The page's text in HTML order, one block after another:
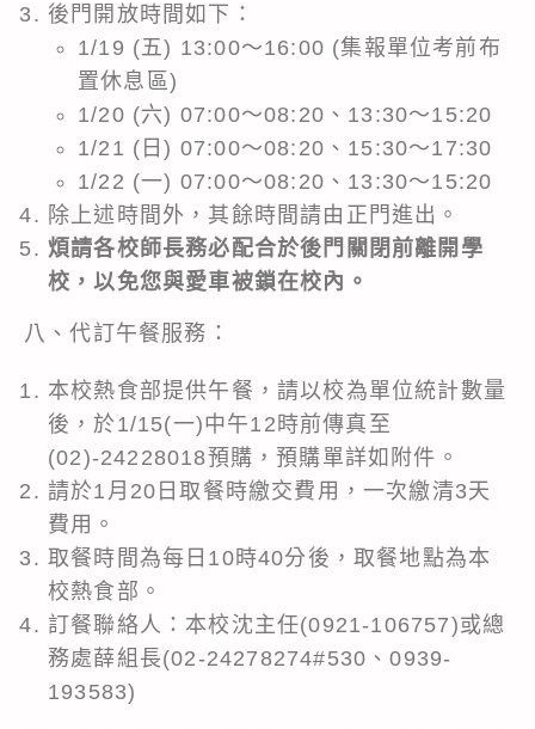
後門開放時間如下：
1/19 (五) 13:00～16:00 (集報單位考前布
置休息區)
1/20 (六) 07:00～08:20、13:30～15:20
1/21 (日) 07:00～08:20、15:30～17:30
1/22 (一) 07:00～08:20、13:30～15:20
除上述時間外，其餘時間請由正門進出。
煩請各校師長務必配合於後門關閉前離開學
校，以免您與愛車被鎖在校內。
八、代訂午餐服務：
本校熱食部提供午餐，請以校為單位統計數量
後，於1/15(一)中午12時前傳真至
(02)-24228018預購，預購單詳如附件。
請於1月20日取餐時繳交費用，一次繳清3天
費用。
取餐時間為每日10時40分後，取餐地點為本
校熱食部。
訂餐聯絡人：本校沈主任(0921-106757)或總
務處薛組長(02-24278274#530、0939-
193583)